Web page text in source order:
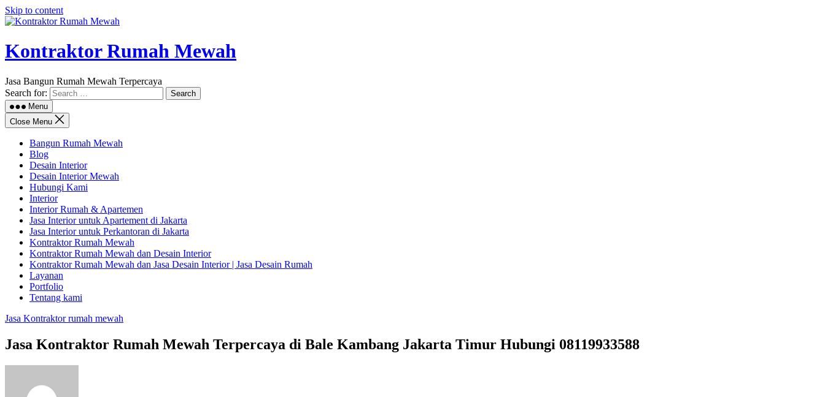
Skip to content
Kontraktor Rumah Mewah
Jasa Bangun Rumah Mewah Terpercaya
Search for:
Menu
Close Menu
Bangun Rumah Mewah
Blog
Desain Interior
Desain Interior Mewah
Hubungi Kami
Interior
Interior Rumah & Apartemen
Jasa Interior untuk Apartement di Jakarta
Jasa Interior untuk Perkantoran di Jakarta
Kontraktor Rumah Mewah
Kontraktor Rumah Mewah dan Desain Interior
Kontraktor Rumah Mewah dan Jasa Desain Interior | Jasa Desain Rumah
Layanan
Portfolio
Tentang kami
Jasa Kontraktor rumah mewah
Jasa Kontraktor Rumah Mewah Terpercaya di Bale Kambang Jakarta Timur Hubungi 08119933588